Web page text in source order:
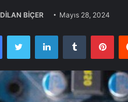
DİLAN BİÇER Mayıs 28, 2024
FacebookTwitter LinkedInTumblr